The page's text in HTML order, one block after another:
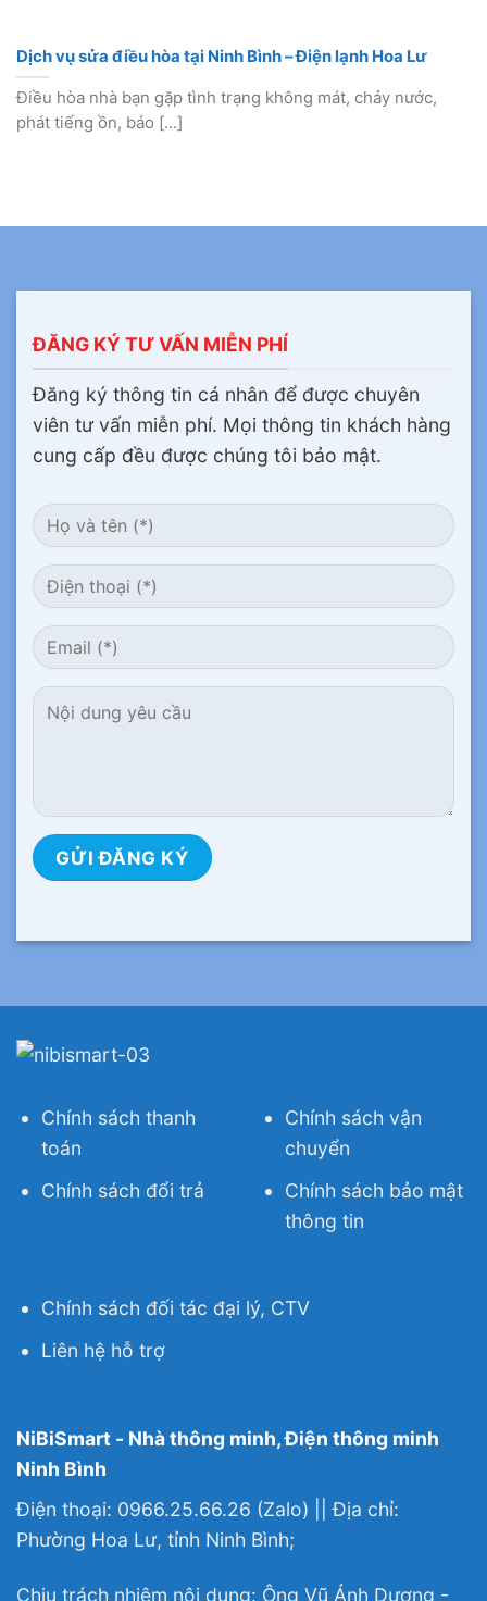
Dịch vụ sửa điều hòa tại Ninh Bình – Điện lạnh Hoa Lư
Điều hòa nhà bạn gặp tình trạng không mát, chảy nước,
phát tiếng ồn, báo [...]
ĐĂNG KÝ TƯ VẤN MIỄN PHÍ
Đăng ký thông tin cá nhân để được chuyên
viên tư vấn miễn phí. Mọi thông tin khách hàng
cung cấp đều được chúng tôi bảo mật.
Chính sách thanh
toán
Chính sách đổi trả
Chính sách vận
chuyển
Chính sách bảo mật
thông tin
Chính sách đối tác đại lý, CTV
Liên hệ hỗ trợ
NiBiSmart - Nhà thông minh, Điện thông minh
Ninh Bình
Điện thoại: 0966.25.66.26 (Zalo) || Địa chỉ:
Phường Hoa Lư, tỉnh Ninh Bình;
Chịu trách nhiệm nội dung: Ông Vũ Ánh Dương -